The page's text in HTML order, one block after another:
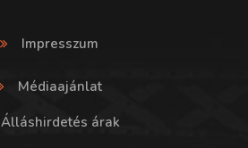
Impresszum
Médiaajánlat
Álláshirdetés árak